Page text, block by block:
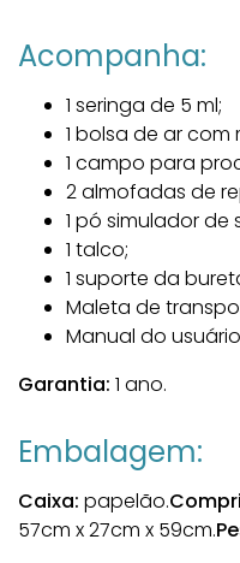
Acompanha:
1 seringa de 5 ml;
1 bolsa de ar com
1 campo para
2 almofadas de
1 pó simulador de
1 talco;
1 suporte da
Maleta de
Manual do
Garantia: 1 ano.
Embalagem:
Caixa: papelão.
57cm x 27cm x 59cm.